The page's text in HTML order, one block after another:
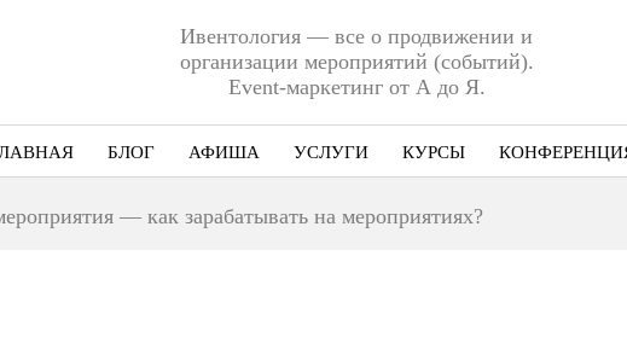
Ивентология — все о продвижении и
организации мероприятий (событий).
Event-маркетинг от А до Я.
БЛОГ АФИША УСЛУГИ КУРСЫ
— как зарабатывать на мероприятиях?